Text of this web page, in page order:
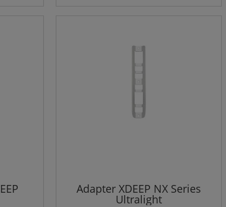
Adapter XDEEP NX Series
Ultralight